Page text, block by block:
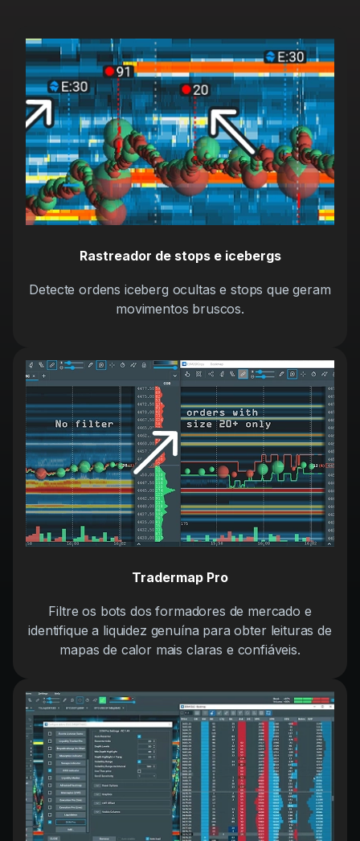
Rastreador de stops e icebergs
Detecte ordens iceberg ocultas e stops que geram
movimentos bruscos.
Tradermap Pro
Filtre os bots dos formadores de mercado e
identifique a liquidez genuína para obter leituras de
mapas de calor mais claras e confiáveis.